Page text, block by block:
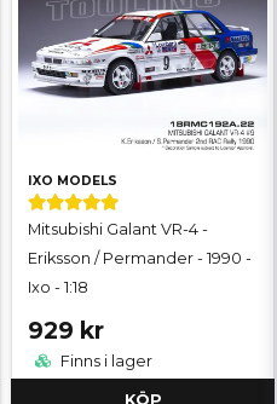
IXO MODELS
Mitsubishi Galant VR-4 -
Eriksson / Permander - 1990 -
Ixo - 1:18
929 kr
Finns i lager
KÖP